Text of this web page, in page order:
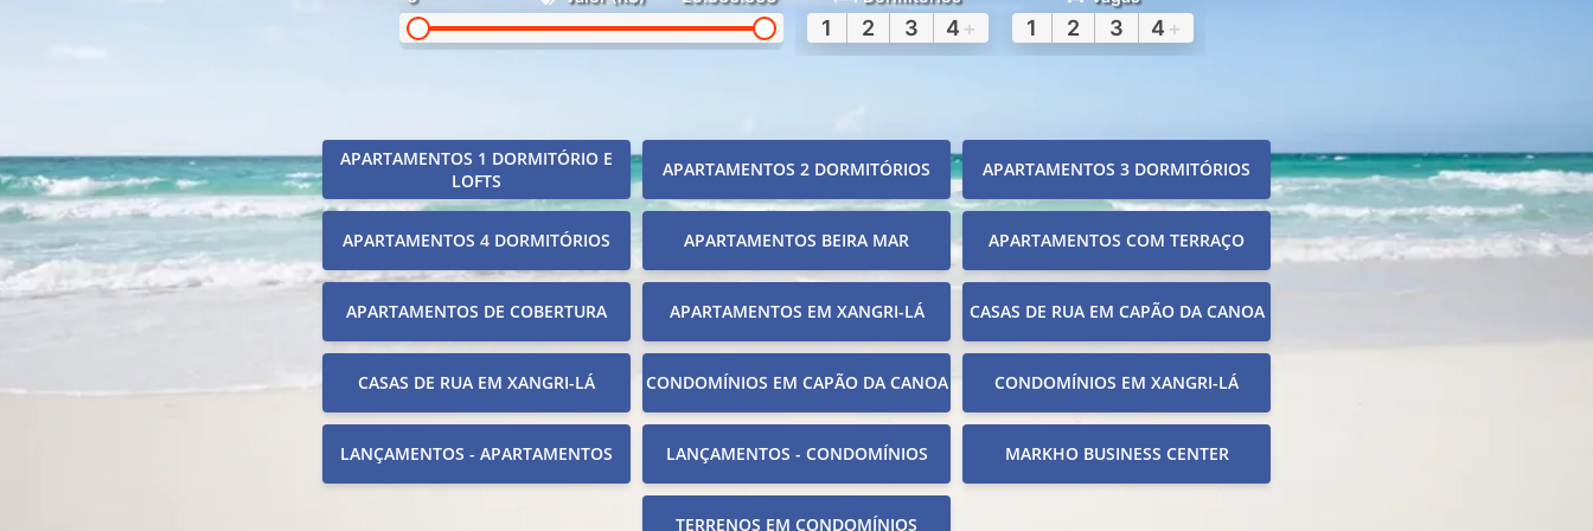
1 2 3 4 + 1 2 3 4 +
APARTAMENTOS 1 DORMITÓRIO E
LOFTS
APARTAMENTOS 2 DORMITÓRIOS APARTAMENTOS 3 DORMITÓRIOS
APARTAMENTOS 4 DORMITÓRIOS APARTAMENTOS BEIRA MAR APARTAMENTOS COM TERRAÇO
APARTAMENTOS DE COBERTURA APARTAMENTOS EM XANGRI-LÁ CASAS DE RUA EM CAPÃO DA CANOA
CASAS DE RUA EM XANGRI-LÁ CONDOMÍNIOS EM CAPÃO DA CANOA CONDOMÍNIOS EM XANGRI-LÁ
LANÇAMENTOS - APARTAMENTOS LANÇAMENTOS - CONDOMÍNIOS MARKHO BUSINESS CENTER
TERRENOS EM CONDOMÍNIOS